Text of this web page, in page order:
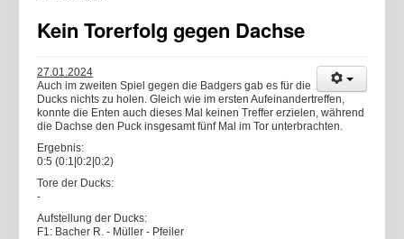
Kein Torerfolg gegen Dachse
27.01.2024
Auch im zweiten Spiel gegen die Badgers gab es für die
Ducks nichts zu holen. Gleich wie im ersten Aufeinandertreffen,
konnte die Enten auch dieses Mal keinen Treffer erzielen, während
die Dachse den Puck insgesamt fünf Mal im Tor unterbrachten.
Ergebnis:
0:5 (0:1|0:2|0:2)
Tore der Ducks:
-
Aufstellung der Ducks:
F1: Bacher R. - Müller - Pfeiler